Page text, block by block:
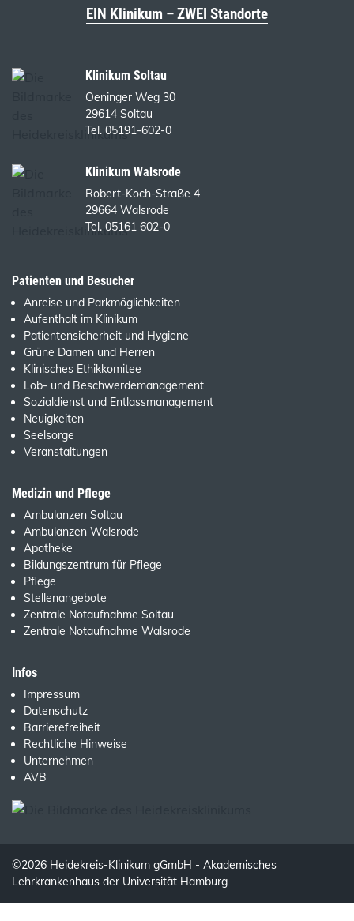
EIN Klinikum – ZWEI Standorte
Klinikum Soltau
Oeninger Weg 30
29614 Soltau
Tel. 05191-602-0
Klinikum Walsrode
Robert-Koch-Straße 4
29664 Walsrode
Tel. 05161 602-0
Patienten und Besucher
Anreise und Parkmöglichkeiten
Aufenthalt im Klinikum
Patientensicherheit und Hygiene
Grüne Damen und Herren
Klinisches Ethikkomitee
Lob- und Beschwerdemanagement
Sozialdienst und Entlassmanagement
Neuigkeiten
Seelsorge
Veranstaltungen
Medizin und Pflege
Ambulanzen Soltau
Ambulanzen Walsrode
Apotheke
Bildungszentrum für Pflege
Pflege
Stellenangebote
Zentrale Notaufnahme Soltau
Zentrale Notaufnahme Walsrode
Infos
Impressum
Datenschutz
Barrierefreiheit
Rechtliche Hinweise
Unternehmen
AVB
©2026 Heidekreis-Klinikum gGmbH - Akademisches
Lehrkrankenhaus der Universität Hamburg